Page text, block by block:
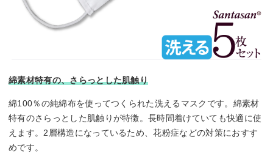
綿素材特有の、さらっとした肌触り
綿100％の純綿布を使ってつくられた洗えるマスクです。綿素材
特有のさらっとした肌触りが特徴。長時間着けていても快適に使
えます。2層構造になっているため、花粉症などの対策におすす
めです。